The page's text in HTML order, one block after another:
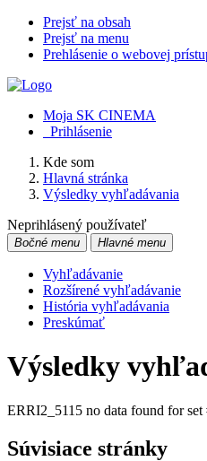
Prejsť na obsah
Prejsť na menu
Prehlásenie o webovej
Moja SK CINEMA
Prihlásenie
Kde som
Hlavná stránka
Výsledky vyhľadávania
Neprihlásený používateľ
Bočné menu Hlavné menu
Vyhľadávanie
Rozšírené vyhľadávanie
História vyhľadávania
Preskúmať
Výsledky
ERRI2_5115 no data found for set
Súvisiace stránky